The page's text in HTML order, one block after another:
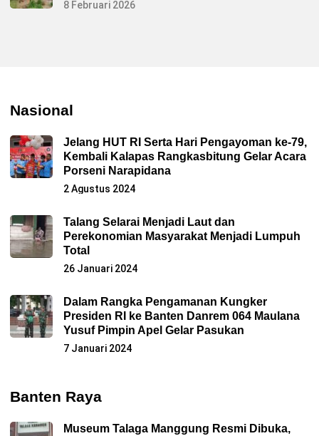
t
8 Februari 2026
Nasional
Jelang HUT RI Serta Hari Pengayoman ke-79,
Kembali Kalapas Rangkasbitung Gelar Acara
Porseni Narapidana
2 Agustus 2024
Talang Selarai Menjadi Laut dan
Perekonomian Masyarakat Menjadi Lumpuh
Total
26 Januari 2024
Dalam Rangka Pengamanan Kungker
Presiden RI ke Banten Danrem 064 Maulana
Yusuf Pimpin Apel Gelar Pasukan
7 Januari 2024
Banten Raya
Museum Talaga Manggung Resmi Dibuka,